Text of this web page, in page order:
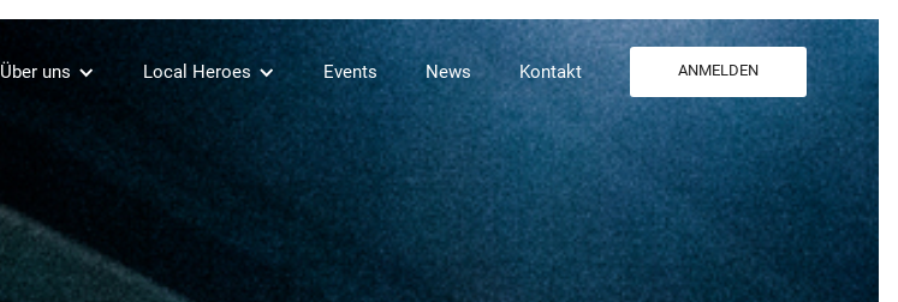
Über uns Local Heroes Events News Kontakt ANMELDEN